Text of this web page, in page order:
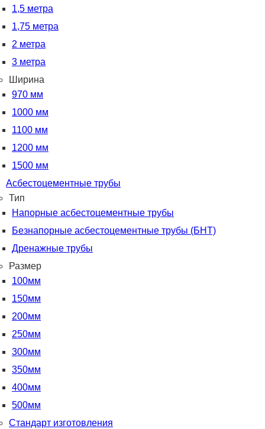
1,5 метра
1,75 метра
2 метра
3 метра
Ширина
970 мм
1000 мм
1100 мм
1200 мм
1500 мм
Асбестоцементные трубы
Тип
Напорные асбестоцементные трубы
Безнапорные асбестоцементные трубы (БНТ)
Дренажные трубы
Размер
100мм
150мм
200мм
250мм
300мм
350мм
400мм
500мм
Стандарт изготовления